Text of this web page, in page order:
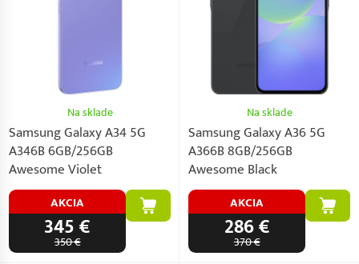
Na sklade
Samsung Galaxy A34 5G
A346B 6GB/256GB
Awesome Violet
AKCIA
345 €
350 €
Na sklade
Samsung Galaxy A36 5G
A366B 8GB/256GB
Awesome Black
AKCIA
286 €
370 €